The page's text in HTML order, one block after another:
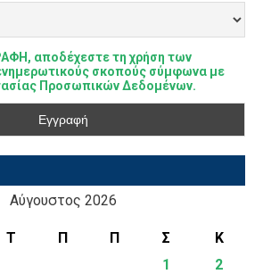
αποδέχεστε τη χρήση των
σκοπούς σύμφωνα με
Προσωπικών Δεδομένων.
Αύγουστος 2026
Τ Π Π Σ
Κ
1
2